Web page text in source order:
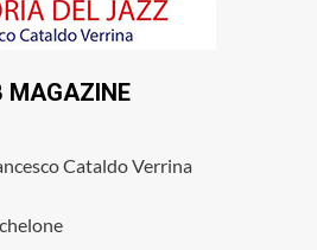
MAGAZINE
Cataldo Verrina